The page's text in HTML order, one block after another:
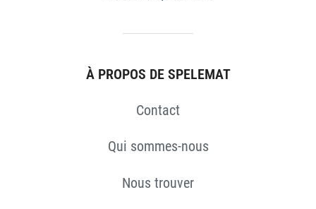
À PROPOS DE SPELEMAT
Contact
Qui sommes-nous
Nous trouver